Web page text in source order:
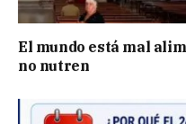
El mundo está mal
no nutren